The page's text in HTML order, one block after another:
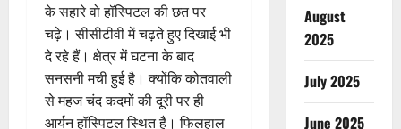
के सहारे वो हॉस्पिटल की छत पर
चढ़े। सीसीटीवी में चढ़ते हुए दिखाई भी
दे रहे हैं। क्षेत्र में घटना के बाद
सनसनी मची हुई है। क्योंकि कोतवाली
से महज चंद कदमों की दूरी पर ही
आर्यन हॉस्पिटल स्थित है। फिलहाल
August
2025
July 2025
June 2025